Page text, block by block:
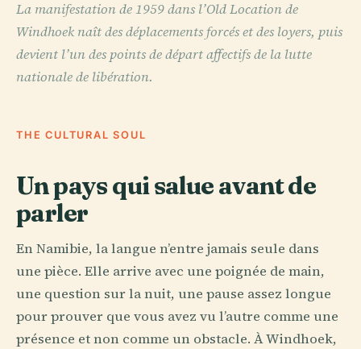
La manifestation de 1959 dans l’Old Location de
Windhoek naît des déplacements forcés et des loyers, puis
devient l’un des points de départ affectifs de la lutte
nationale de libération.
THE CULTURAL SOUL
Un pays qui salue avant de
parler
En Namibie, la langue n’entre jamais seule dans
une pièce. Elle arrive avec une poignée de main,
une question sur la nuit, une pause assez longue
pour prouver que vous avez vu l’autre comme une
présence et non comme un obstacle. À Windhoek,